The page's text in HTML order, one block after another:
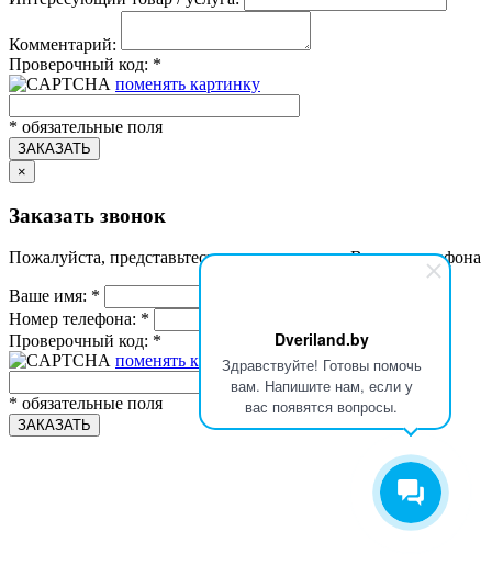
Dveriland.by
Здравствуйте! Готовы помочь
вам. Напишите нам, если у
вас появятся вопросы.
Комментарий:
Проверочный код: *
поменять картинку
* обязательные поля
ЗАКАЗАТЬ
×
Заказать звонок
Пожалуйста, представьтесь и укажите номер Вашего телефона
Ваше имя: *
Номер телефона: *
Проверочный код: *
поменять картинку
* обязательные поля
ЗАКАЗАТЬ